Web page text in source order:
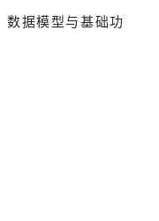
据模型与基础功